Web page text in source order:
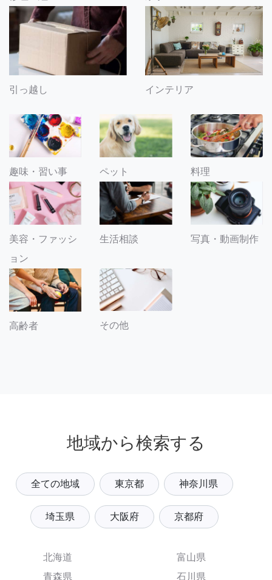
引っ越し インテリア
趣味・習い事 ペット 料理
美容・ファッシ
ョン
生活相談 写真・動画制作
高齢者 その他
地域から検索する
全ての地域 東京都 神奈川県
埼玉県 大阪府 京都府
北海道
青森県
富山県
石川県